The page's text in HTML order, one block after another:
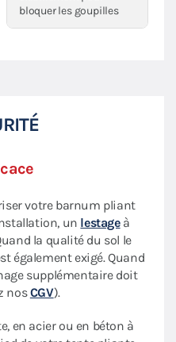
bloquer les goupilles
votre barnum pliant
un lestageà
la qualité du sol le
également exigé. Quand
supplémentaire doit
nosCGV).
en acier ou en béton à